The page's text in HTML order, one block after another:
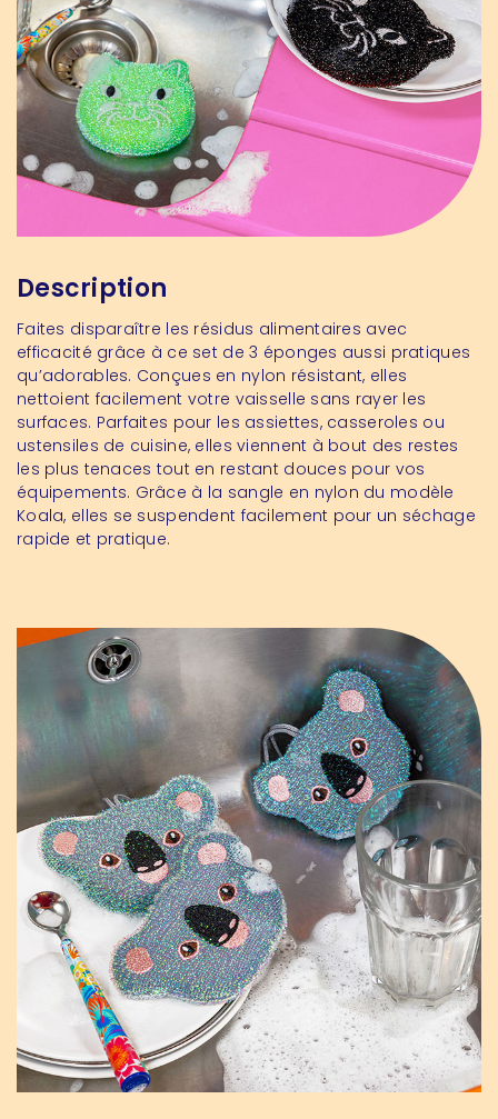
Description
Faites disparaître les résidus alimentaires avec
efficacité grâce à ce set de 3 éponges aussi pratiques
qu’adorables. Conçues en nylon résistant, elles
nettoient facilement votre vaisselle sans rayer les
surfaces. Parfaites pour les assiettes, casseroles ou
ustensiles de cuisine, elles viennent à bout des restes
les plus tenaces tout en restant douces pour vos
équipements. Grâce à la sangle en nylon du modèle
Koala, elles se suspendent facilement pour un séchage
rapide et pratique.